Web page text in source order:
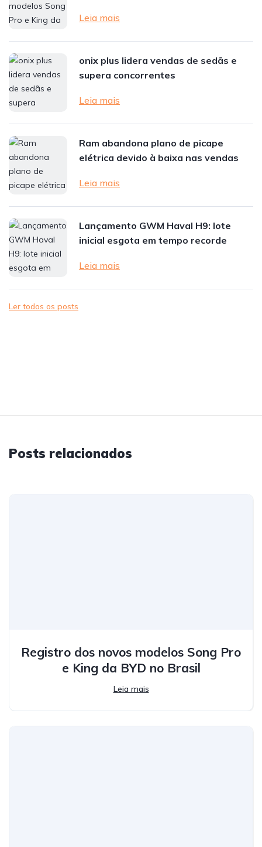
Leia mais
onix plus lidera vendas de sedãs e
supera concorrentes
Leia mais
Ram abandona plano de picape
elétrica devido à baixa nas vendas
Leia mais
Lançamento GWM Haval H9: lote
inicial esgota em tempo recorde
Leia mais
Ler todos os posts
Posts relacionados
Registro dos novos modelos Song Pro
e King da BYD no Brasil
Leia mais